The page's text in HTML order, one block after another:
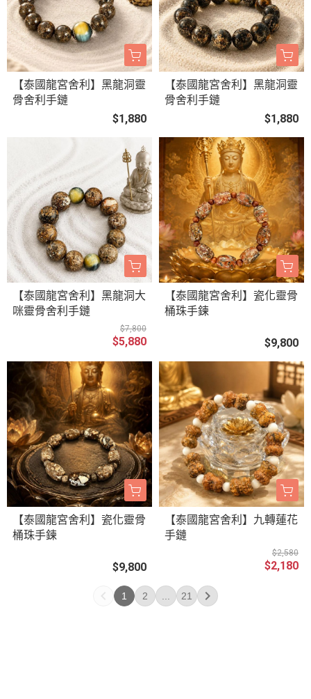
【泰國龍宮舍利】黑龍洞靈
骨舍利手鏈
$1,880
【泰國龍宮舍利】黑龍洞靈
骨舍利手鏈
$1,880
【泰國龍宮舍利】黑龍洞大
咪靈骨舍利手鏈
$7,800
$5,880
【泰國龍宮舍利】瓷化靈骨
桶珠手鍊
$9,800
【泰國龍宮舍利】瓷化靈骨
桶珠手鍊
$9,800
【泰國龍宮舍利】九轉蓮花
手鏈
$2,580
$2,180
1 2 ... 21